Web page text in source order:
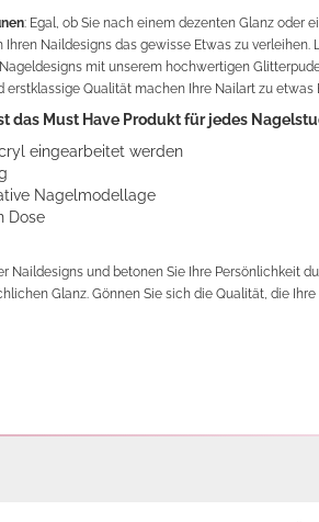
: Egal, ob Sie nach einem dezenten Glanz oder
Ihren Naildesigns das gewisse Etwas zu verleihen.
mit unserem hochwertigen
erstklassige Qualität machen Ihre Nailart zu etwas
das Must Have Produkt für jedes
eingearbeitet werden
Nagelmodellage
Dose
Naildesigns und betonen Sie Ihre Persönlichkeit
Glanz. Gönnen Sie sich die Qualität, die